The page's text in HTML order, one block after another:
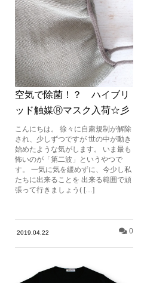
空気で除菌！？ ハイブリ
ッド触媒Ⓡマスク入荷☆彡
こんにちは。 徐々に自粛規制が解除
され、少しずつですが 世の中が動き
始めたような気がします。 いま最も
怖いのが「第二波」というやつで
す。 一気に気を緩めずに、今少し私
たちに出来ることを 出来る範囲で頑
張って行きましょう( […]
2019.04.22 0